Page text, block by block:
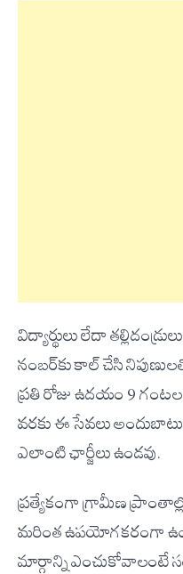
విద్యార్థులు లేదా
నంబర్‌కు కాల్ చేసి
ప్రతి రోజు ఉదయం 9
వరకు ఈ సేవలు
ఎలాంటి ఛార్జీలు ఉండవు.
ప్రత్యేకంగా గ్రామీణ
మరింత ఉపయోగకరంగా
మార్గాన్ని ఎంచుకోవాలంటే